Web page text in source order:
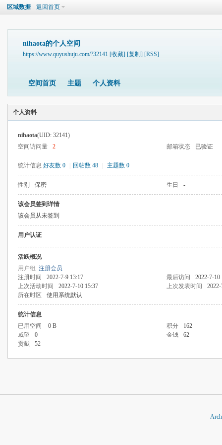
区域数据 返回首页
nihaota的个人空间
https://www.quyushuju.com/?32141 [收藏] [复制] [RSS]
空间首页 主题 个人资料
个人资料
nihaota(UID: 32141)
空间访问量
2 邮箱状态 已验证
统计信息 好友数 0 回帖数 48 主题数 0
性别 保密 生日 -
该会员签到详情
该会员从未签到
用户认证
活跃概况
用户组 注册会员
注册时间
2022-7-9 13:17 最后访问
2022-7-10
上次活动时间
2022-7-10 15:37 上次发表时间
所在时区
使用系统默认
统计信息
已用空间
0 B 积分
162
威望
0 金钱
62
贡献
52